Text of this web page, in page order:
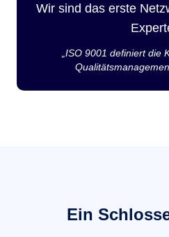
Wir sind das erste
„ISO 9001 definiert die
Ein